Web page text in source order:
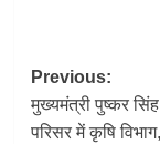
Post
Previous:
मुख्यमंत्री पुष्कर सिंह
परिसर में कृषि